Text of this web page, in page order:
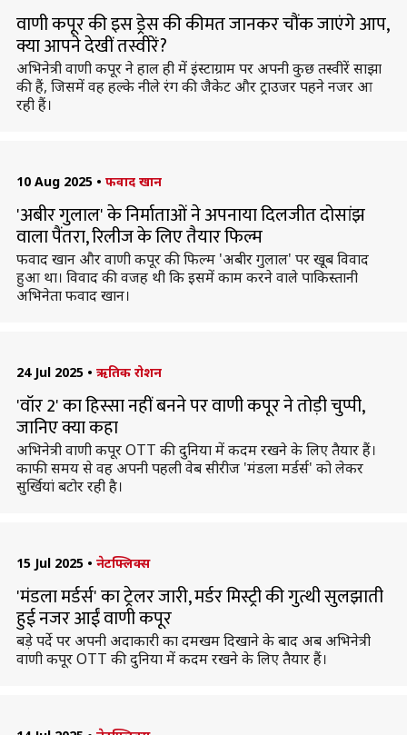
वाणी कपूर की इस ड्रेस की कीमत जानकर चौंक जाएंगे आप,
क्या आपने देखीं तस्वीरें?
अभिनेत्री वाणी कपूर ने हाल ही में इंस्टाग्राम पर अपनी कुछ तस्वीरें साझा
की हैं, जिसमें वह हल्के नीले रंग की जैकेट और ट्राउजर पहने नजर आ
रही हैं।
10 Aug 2025 • फवाद खान
'अबीर गुलाल' के निर्माताओं ने अपनाया दिलजीत दोसांझ
वाला पैंतरा, रिलीज के लिए तैयार फिल्म
फवाद खान और वाणी कपूर की फिल्म 'अबीर गुलाल' पर खूब विवाद
हुआ था। विवाद की वजह थी कि इसमें काम करने वाले पाकिस्तानी
अभिनेता फवाद खान।
24 Jul 2025 • ऋतिक रोशन
'वॉर 2' का हिस्सा नहीं बनने पर वाणी कपूर ने तोड़ी चुप्पी,
जानिए क्या कहा
अभिनेत्री वाणी कपूर OTT की दुनिया में कदम रखने के लिए तैयार हैं।
काफी समय से वह अपनी पहली वेब सीरीज 'मंडला मर्डर्स' को लेकर
सुर्खियां बटोर रही है।
15 Jul 2025 • नेटफ्लिक्स
'मंडला मर्डर्स' का ट्रेलर जारी, मर्डर मिस्ट्री की गुत्थी सुलझाती
हुई नजर आईं वाणी कपूर
बड़े पर्दे पर अपनी अदाकारी का दमखम दिखाने के बाद अब अभिनेत्री
वाणी कपूर OTT की दुनिया में कदम रखने के लिए तैयार हैं।